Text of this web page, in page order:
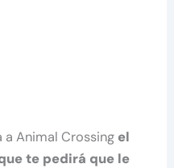
a Animal Crossing el
te pedirá que le